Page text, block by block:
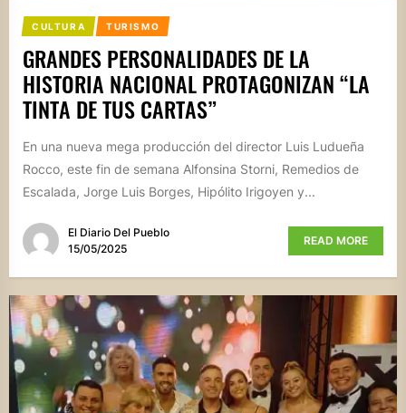
CULTURA TURISMO
GRANDES PERSONALIDADES DE LA
HISTORIA NACIONAL PROTAGONIZAN “LA
TINTA DE TUS CARTAS”
En una nueva mega producción del director Luis Ludueña
Rocco, este fin de semana Alfonsina Storni, Remedios de
Escalada, Jorge Luis Borges, Hipólito Irigoyen y...
El Diario Del Pueblo
15/05/2025
READ MORE